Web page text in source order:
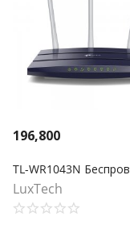
196,800
LuxTech